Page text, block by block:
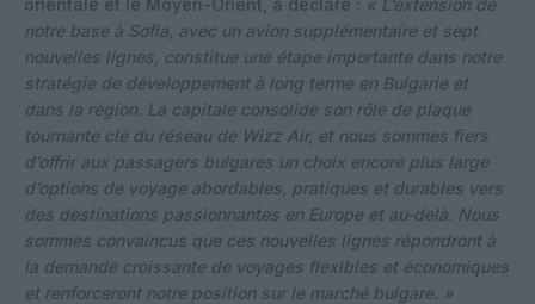
notre base à Sofia, avec un avion supplémentaire et sept
nouvelles lignes, constitue une étape importante dans notre
stratégie de développement à long terme en Bulgarie et
dans la région. La capitale consolide son rôle de plaque
tournante clé du réseau de Wizz Air, et nous sommes fiers
d’offrir aux passagers bulgares un choix encore plus large
d’options de voyage abordables, pratiques et durables vers
des destinations passionnantes en Europe et au-delà. Nous
sommes convaincus que ces nouvelles lignes répondront à
la demande croissante de voyages flexibles et économiques
et renforceront notre position sur le marché bulgare. »